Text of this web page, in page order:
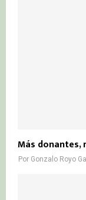
Más
Por Gonzalo Royo